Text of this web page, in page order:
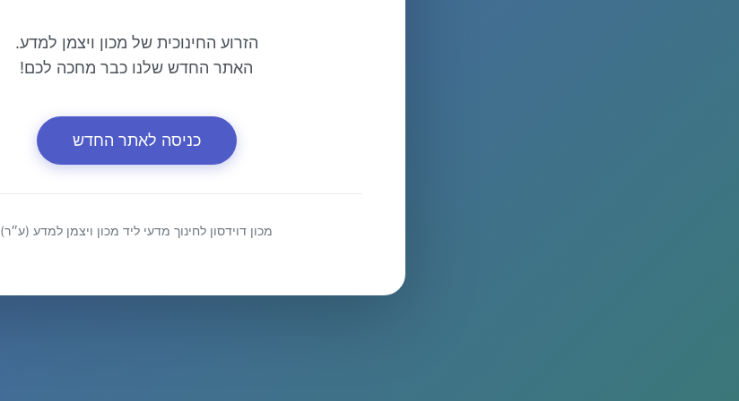
הזרוע החינוכית של מכון ויצמן למדע.
האתר החדש שלנו כבר מחכה לכם!
כניסה לאתר החדש
מכון דוידסון לחינוך מדעי ליד מכון ויצמן למדע (ע״ר)